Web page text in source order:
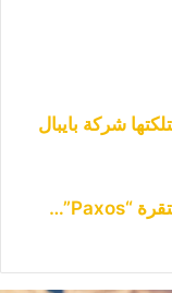
شركة بايبال
التدقيق في مُصدر العملات الرقمية المستقرة “Paxos”…